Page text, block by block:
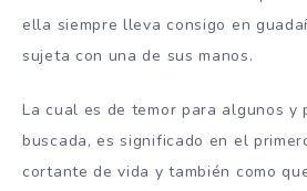
ella siempre lleva consigo en
sujeta con una de sus manos.
La cual es de temor para algunos y
buscada, es significado en el
cortante de vida y también como